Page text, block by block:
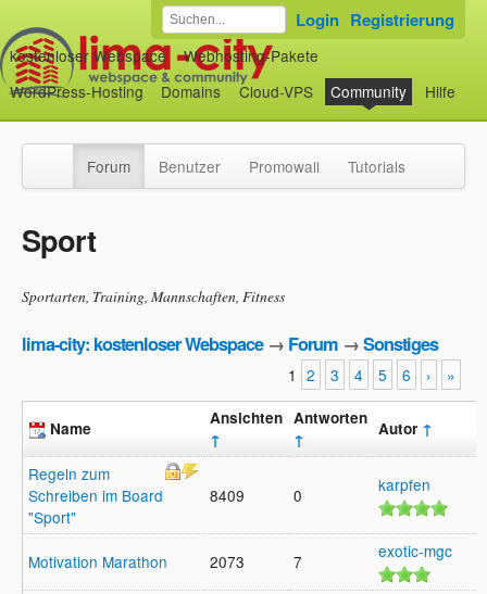
kostenloser Webspace
Webhosting-Pakete
WordPress-Hosting
Domains Cloud-VPS Community Hilfe
Login Registrierung
Forum Benutzer Promowall Tutorials
Sport
Sportarten, Training, Mannschaften, Fitness
lima-city: kostenloser Webspace→ Forum →Sonstiges
1 2 3 4 5 6 › »
Name
Ansichten
↑
Antworten
↑
Autor ↑
Regeln zum
Schreiben im Board
"Sport"
8409 0 karpfen
Motivation Marathon 2073 7 exotic-mgc